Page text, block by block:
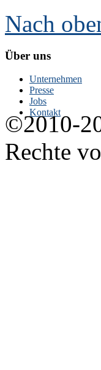
Nach
Über uns
Unternehmen
Presse
Jobs
Kontakt
©2010-
Rechte